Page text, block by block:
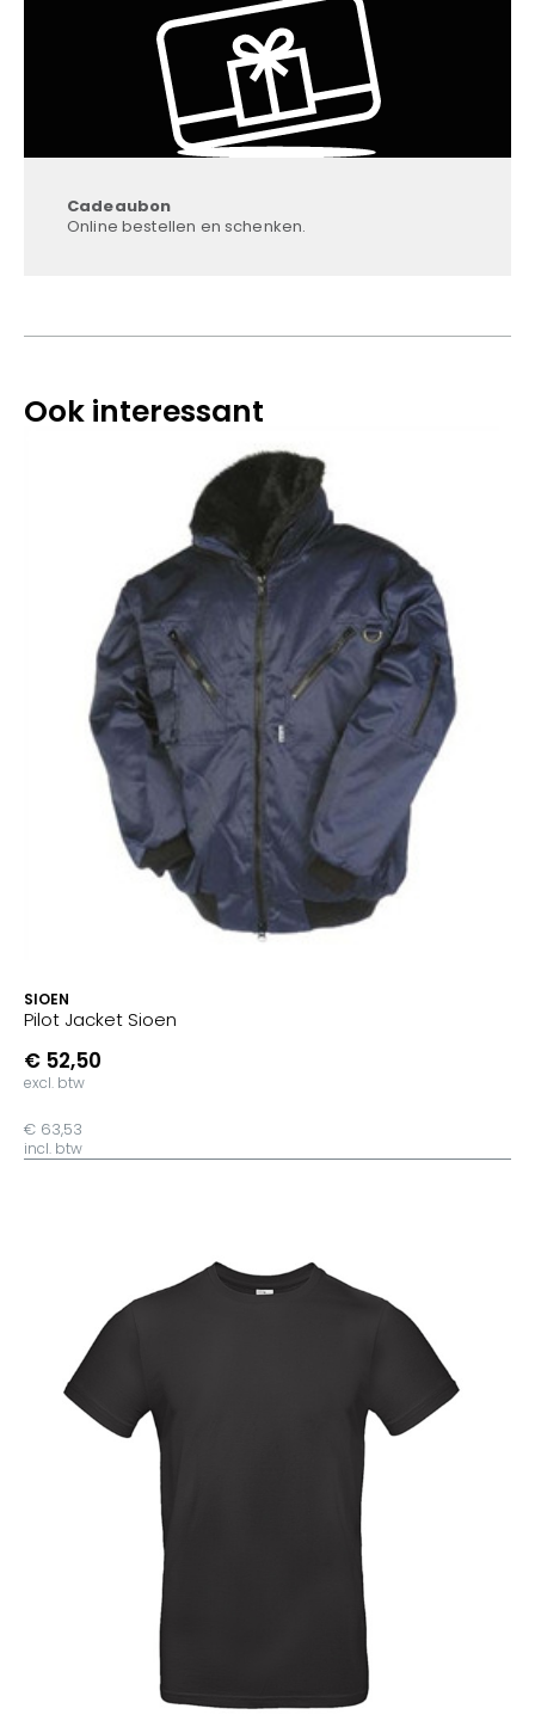
Cadeaubon
Online bestellen en schenken.
Ook interessant
SIOEN
Pilot Jacket Sioen
€ 52,50
excl. btw
€ 63,53
incl. btw